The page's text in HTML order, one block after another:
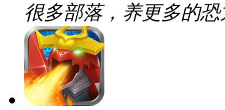
很多部落，养更多的